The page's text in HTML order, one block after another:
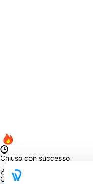
Chiuso con successo
Obiettivo raggiunto